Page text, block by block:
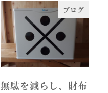
ブログ
無駄を減らし、財布